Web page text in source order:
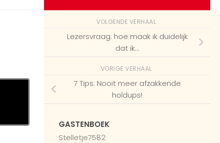
VOLGENDE VERHAAL
Lezersvraag: hoe maak ik duidelijk
dat ik…
VORIGE VERHAAL
7 Tips: Nooit meer afzakkende
holdups!
GASTENBOEK
Stelletje7582